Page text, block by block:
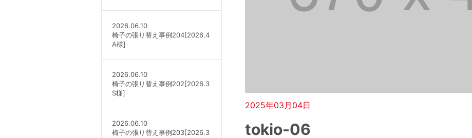
2025年03月04日
tokio-06
2026.06.10
椅子の張り替え事例204[2026.4
A様]
2026.06.10
椅子の張り替え事例202[2026.3
S様]
2026.06.10
椅子の張り替え事例203[2026.3